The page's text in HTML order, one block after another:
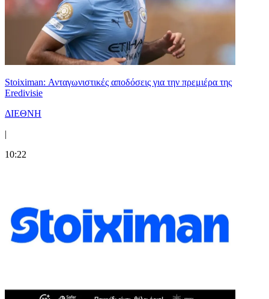
Stoiximan: Ανταγωνιστικές αποδόσεις για την πρεμιέρα της
Eredivisie
ΔΙΕΘΝΗ
|
10:22